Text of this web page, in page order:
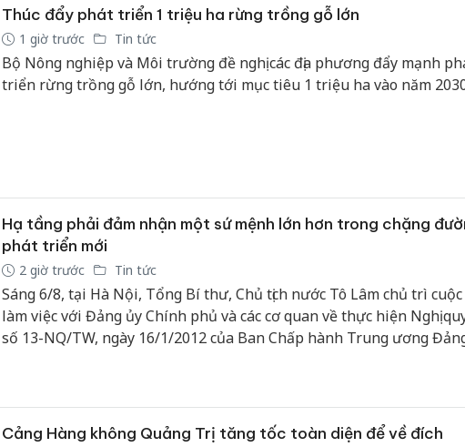
Thúc đẩy phát triển 1 triệu ha rừng trồng gỗ lớn
1 giờ trước Tin tức
Bộ Nông nghiệp và Môi trường đề nghị các địa phương đẩy mạnh
triển rừng trồng gỗ lớn, hướng tới mục tiêu 1 triệu ha vào năm
Hạ tầng phải đảm nhận một sứ mệnh lớn hơn trong chặng
phát triển mới
2 giờ trước Tin tức
Sáng 6/8, tại Hà Nội, Tổng Bí thư, Chủ tịch nước Tô Lâm chủ trì cuộc
làm việc với Đảng ủy Chính phủ và các cơ quan về thực hiện Nghị
số 13-NQ/TW, ngày 16/1/2012 của Ban Chấp hành Trung ương
KL/TW, ngày 23/2/2024 của Bộ Chính trị khóa XIII về tiếp tục thực
Nghị quyết số 13-NQ/TW.
Cảng Hàng không Quảng Trị tăng tốc toàn diện để về đích